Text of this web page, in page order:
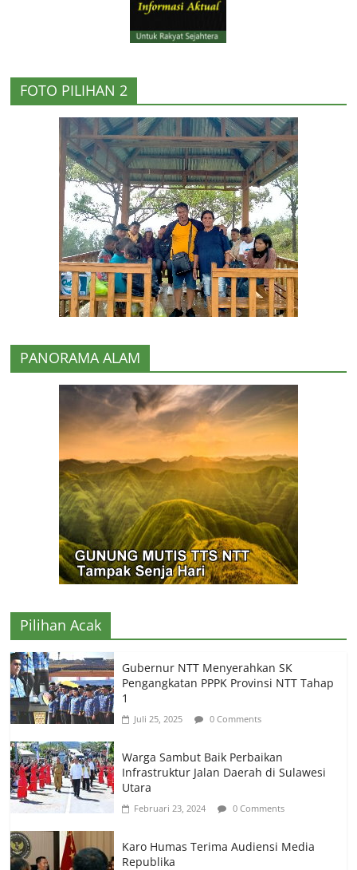
FOTO PILIHAN 2
PANORAMA ALAM
Pilihan Acak
Gubernur NTT Menyerahkan SK
Pengangkatan PPPK Provinsi NTT Tahap
1
Juli 25, 2025 0 Comments
Warga Sambut Baik Perbaikan
Infrastruktur Jalan Daerah di Sulawesi
Utara
Februari 23, 2024 0 Comments
Karo Humas Terima Audiensi Media
Republika